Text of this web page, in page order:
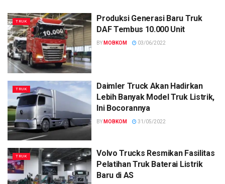
TRUK
Produksi Generasi Baru Truk
DAF Tembus 10.000 Unit
BY MOBKOM 03/06/2022
TRUK
Daimler Truck Akan Hadirkan
Lebih Banyak Model Truk Listrik,
Ini Bocorannya
BY MOBKOM 31/05/2022
TRUK
Volvo Trucks Resmikan Fasilitas
Pelatihan Truk Baterai Listrik
Baru di AS